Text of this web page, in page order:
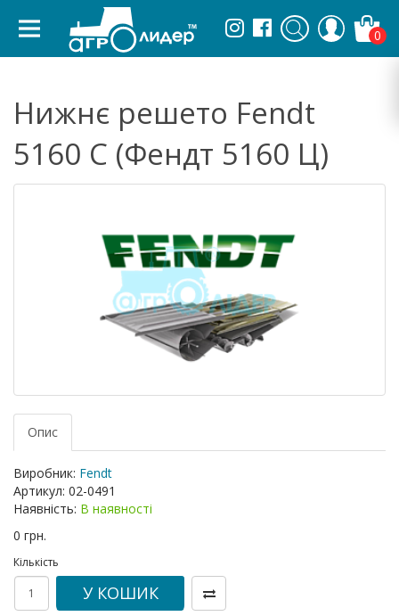
0
Нижнє решето Fendt
5160 C (Фендт 5160 Ц)
Опис
Виробник: Fendt
Артикул: 02-0491
Наявність: В наявності
0 грн.
Кількість
У КОШИК